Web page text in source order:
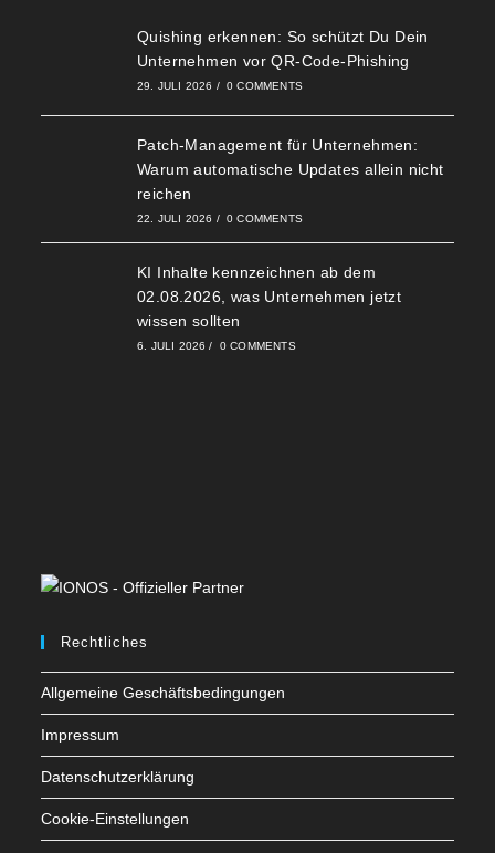
Quishing erkennen: So schützt Du Dein
Unternehmen vor QR-Code-Phishing
29. JULI 2026 / 0 COMMENTS
Patch-Management für Unternehmen:
Warum automatische Updates allein nicht
reichen
22. JULI 2026 / 0 COMMENTS
KI Inhalte kennzeichnen ab dem
02.08.2026, was Unternehmen jetzt
wissen sollten
6. JULI 2026 / 0 COMMENTS
Rechtliches
Allgemeine Geschäftsbedingungen
Impressum
Datenschutzerklärung
Cookie-Einstellungen